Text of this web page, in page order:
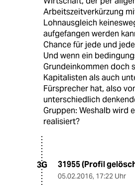
Arbeitszeitverkürzung
Lohnausgleich
aufgefangen werden
Chance für jede und
Und wenn ein
Grundeinkommen doch
Kapitalisten als auch
Fürsprecher hat, also
unterschiedlich
Gruppen: Weshalb wird
realisiert?
3G 31955 (Profil
05.02.2016, 17:22 Uhr